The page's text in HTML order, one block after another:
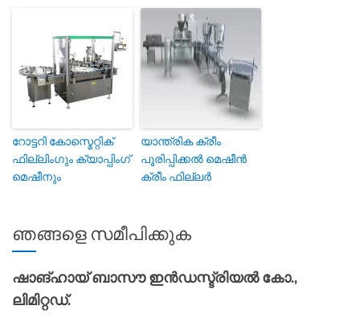
റോട്ടറി കോസ്മെറ്റിക്
ഫില്ലിംഗും ക്യാപ്പിംഗ്
മെഷീനും
യാന്ത്രിക ക്രീം
പൂരിപ്പിക്കൽ മെഷീൻ
ക്രീം ഫില്ലർ
ഞങ്ങളെ സമീപിക്കുക
ഷാങ്ഹായ് ബാസൗ ഇൻഡസ്ട്രിയൽ കോ.,
ലിമിറ്റഡ്.